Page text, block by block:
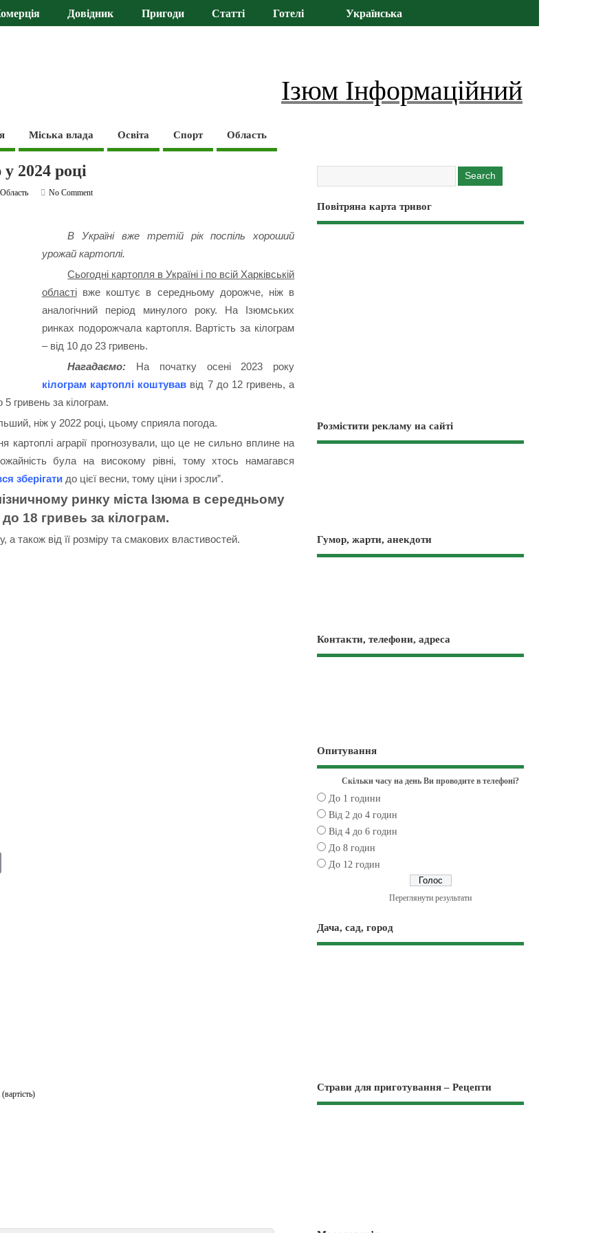
Довідник Пригоди Статті Готелі Українська
Ізюм Інформаційний
Міська влада Освіта Спорт Область
2024 році
Область
No Comment
В Україні вже третій рік поспіль хороший
урожай картоплі.
Сьогодні картопля в Україні і по всій Харківській
областівже коштує в середньому дорожче, ніж в
аналогічний період минулого року. На Ізюмських
ринках подорожчала картопля. Вартість за кілограм
– від 10 до 23 гривень.
Нагадаємо: На початку осені 2023 року
кілограм картоплі коштував від 7 до 12 гривень, а
гривень за кілограм.
ніж у 2022 році, цьому сприяла погода.
картоплі аграрії прогнозували, що це не сильно вплине на
була на високому рівні, тому хтось намагався
зберігати до цієї весни, тому ціни і зросли”.
ринку міста Ізюма в середньому
18 гривеь за кілограм.
а також від її розміру та смакових властивостей.
Повітряна карта тривог
Розмістити рекламу на сайті
Гумор, жарти, анекдоти
Контакти, телефони, адреса
Опитування
Скільки часу на день Ви проводите в телефоні?
До 1 години
Від 2 до 4 годин
Від 4 до 6 годин
До 8 годин
До 12 годин
Переглянути результати
Дача, сад, город
Страви для приготування – Рецепти